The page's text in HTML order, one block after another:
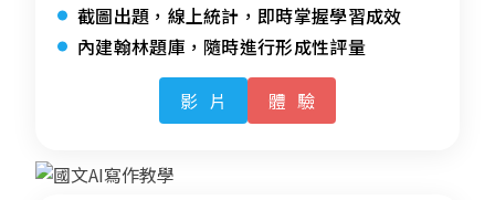
截圖出題，線上統計，即時掌握學習成效
內建翰林題庫，隨時進行形成性評量
影片 體驗